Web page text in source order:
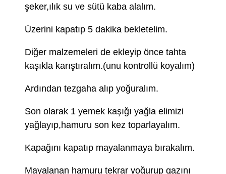
şeker,ılık su ve sütü kaba alalım.
Üzerini kapatıp 5 dakika bekletelim.
Diğer malzemeleri de ekleyip önce tahta
kaşıkla karıştıralım.(unu kontrollü koyalım)
Ardından tezgaha alıp yoğuralım.
Son olarak 1 yemek kaşığı yağla elimizi
yağlayıp,hamuru son kez toparlayalım.
Kapağını kapatıp mayalanmaya bırakalım.
Mayalanan hamuru tekrar yoğurup gazını